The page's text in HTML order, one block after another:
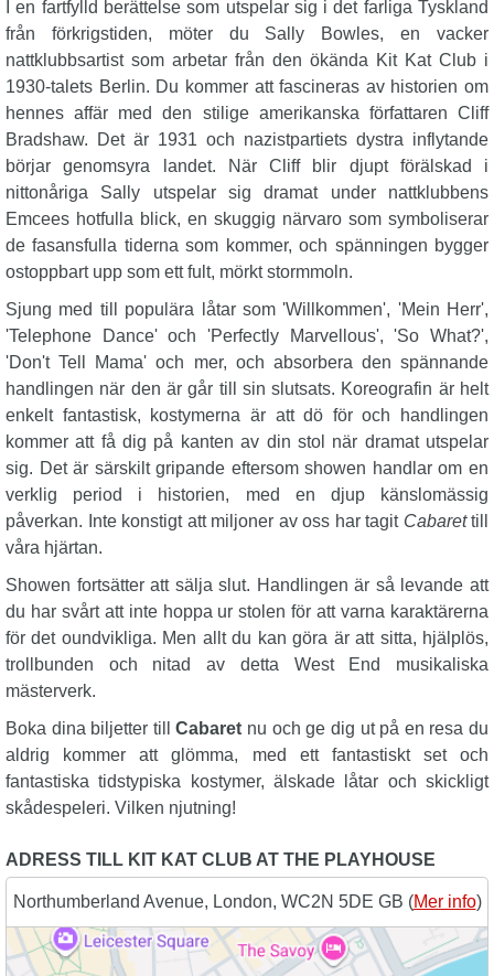
I en fartfylld berättelse som utspelar sig i det farliga Tyskland
från förkrigstiden, möter du Sally Bowles, en vacker
nattklubbsartist som arbetar från den ökända Kit Kat Club i
1930-talets Berlin. Du kommer att fascineras av historien om
hennes affär med den stilige amerikanska författaren Cliff
Bradshaw. Det är 1931 och nazistpartiets dystra inflytande
börjar genomsyra landet. När Cliff blir djupt förälskad i
nittonåriga Sally utspelar sig dramat under nattklubbens
Emcees hotfulla blick, en skuggig närvaro som symboliserar
de fasansfulla tiderna som kommer, och spänningen bygger
ostoppbart upp som ett fult, mörkt stormmoln.
Sjung med till populära låtar som 'Willkommen', 'Mein Herr',
'Telephone Dance' och 'Perfectly Marvellous', 'So What?',
'Don't Tell Mama' och mer, och absorbera den spännande
handlingen när den är går till sin slutsats. Koreografin är helt
enkelt fantastisk, kostymerna är att dö för och handlingen
kommer att få dig på kanten av din stol när dramat utspelar
sig. Det är särskilt gripande eftersom showen handlar om en
verklig period i historien, med en djup känslomässig
påverkan. Inte konstigt att miljoner av oss har tagit Cabarettill
våra hjärtan.
Showen fortsätter att sälja slut. Handlingen är så levande att
du har svårt att inte hoppa ur stolen för att varna karaktärerna
för det oundvikliga. Men allt du kan göra är att sitta, hjälplös,
trollbunden och nitad av detta West End musikaliska
mästerverk.
Boka dina biljetter tillCabaret nu och ge dig ut på en resa du
aldrig kommer att glömma, med ett fantastiskt set och
fantastiska tidstypiska kostymer, älskade låtar och skickligt
skådespeleri. Vilken njutning!
ADRESS TILL KIT KAT CLUB AT THE PLAYHOUSE
Northumberland Avenue, London, WC2N 5DE GB (Mer info)